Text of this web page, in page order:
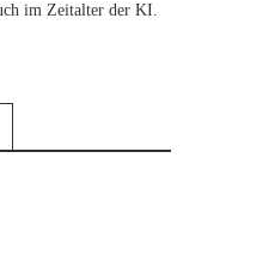
im Zeitalter der KI.